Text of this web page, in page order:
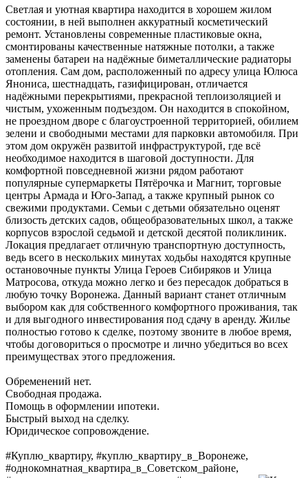
Светлая и уютная квартира находится в хорошем жилом
состоянии, в ней выполнен аккуратный косметический
ремонт. Установлены современные пластиковые окна,
смонтированы качественные натяжные потолки, а также
заменены батареи на надёжные биметаллические радиаторы
отопления. Сам дом, расположенный по адресу улица Юлюса
Янониса, шестнадцать, газифицирован, отличается
надёжными перекрытиями, прекрасной теплоизоляцией и
чистым, ухоженным подъездом. Он находится в спокойном,
не проездном дворе с благоустроенной территорией, обилием
зелени и свободными местами для парковки автомобиля. При
этом дом окружён развитой инфраструктурой, где всё
необходимое находится в шаговой доступности. Для
комфортной повседневной жизни рядом работают
популярные супермаркеты Пятёрочка и Магнит, торговые
центры Армада и Юго-Запад, а также крупный рынок со
свежими продуктами. Семьи с детьми обязательно оценят
близость детских садов, общеобразовательных школ, а также
корпусов взрослой седьмой и детской десятой поликлиник.
Локация предлагает отличную транспортную доступность,
ведь всего в нескольких минутах ходьбы находятся крупные
остановочные пункты Улица Героев Сибиряков и Улица
Матросова, откуда можно легко и без пересадок добраться в
любую точку Воронежа. Данный вариант станет отличным
выбором как для собственного комфортного проживания, так
и для выгодного инвестирования под сдачу в аренду. Жилье
полностью готово к сделке, поэтому звоните в любое время,
чтобы договориться о просмотре и лично убедиться во всех
преимуществах этого предложения.
Обременений нет.
Свободная продажа.
Помощь в оформлении ипотеки.
Быстрый выход на сделку.
Юридическое сопровождение.
#Куплю_квартиру, #куплю_квартиру_в_Воронеже,
#однокомнатная_квартира_в_Советском_районе,